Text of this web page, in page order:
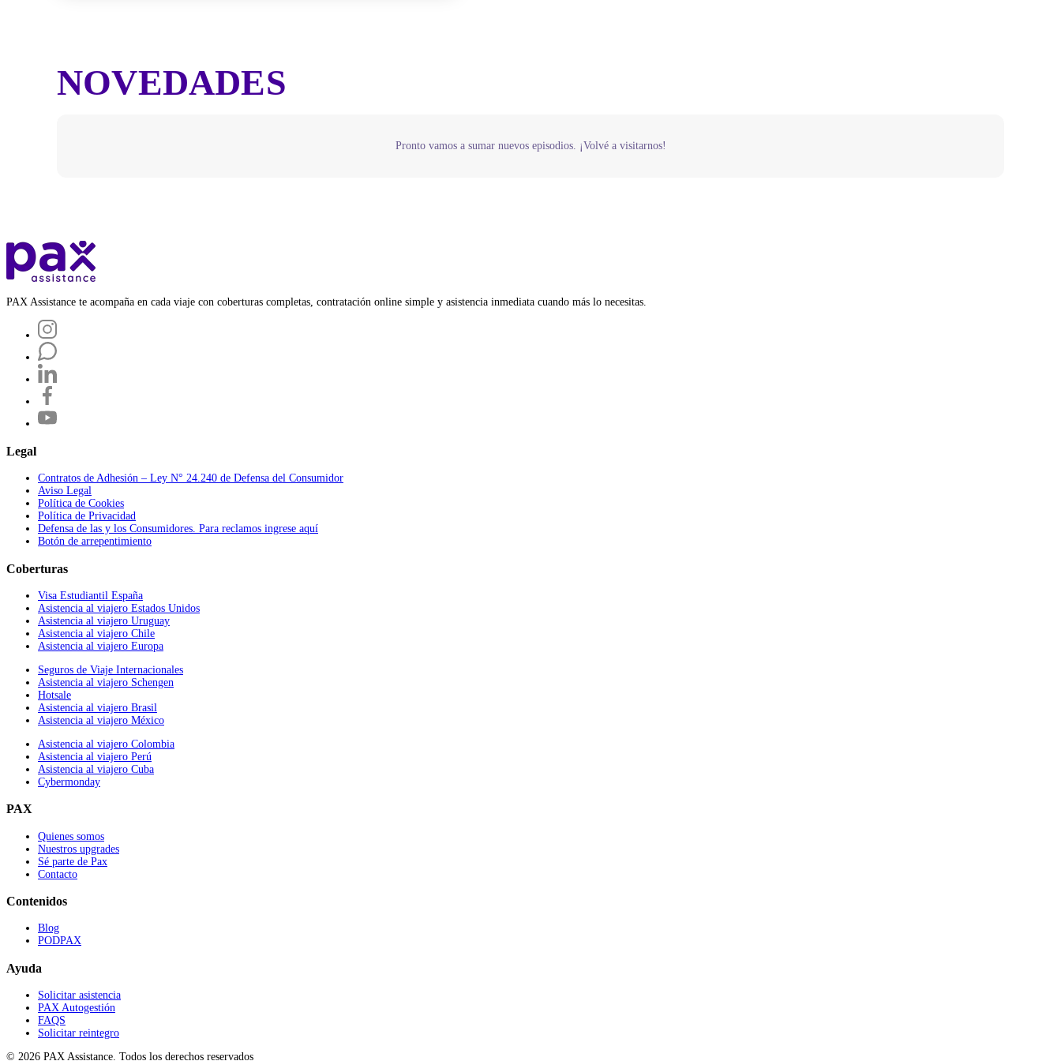
NOVEDADES
Pronto vamos a sumar nuevos episodios. ¡Volvé a visitarnos!
PAX Assistance te acompaña en cada viaje con coberturas completas, contratación online simple y asistencia inmediata cuando más lo necesitas.
Legal
Contratos de Adhesión – Ley N° 24.240 de Defensa del Consumidor
Aviso Legal
Política de Cookies
Política de Privacidad
Defensa de las y los Consumidores. Para reclamos ingrese aquí
Botón de arrepentimiento
Coberturas
Visa Estudiantil España
Asistencia al viajero Estados Unidos
Asistencia al viajero Uruguay
Asistencia al viajero Chile
Asistencia al viajero Europa
Seguros de Viaje Internacionales
Asistencia al viajero Schengen
Hotsale
Asistencia al viajero Brasil
Asistencia al viajero México
Asistencia al viajero Colombia
Asistencia al viajero Perú
Asistencia al viajero Cuba
Cybermonday
PAX
Quienes somos
Nuestros upgrades
Sé parte de Pax
Contacto
Contenidos
Blog
PODPAX
Ayuda
Solicitar asistencia
PAX Autogestión
FAQS
Solicitar reintegro
© 2026 PAX Assistance. Todos los derechos reservados